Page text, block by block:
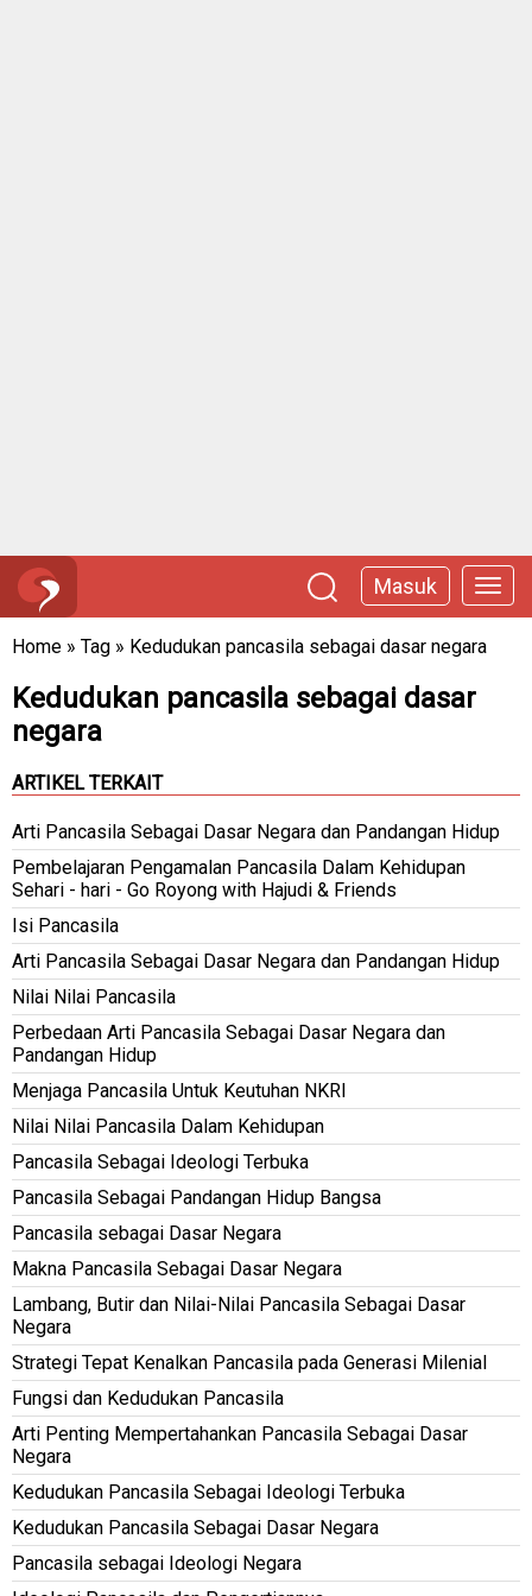
Masuk
Home » Tag » Kedudukan pancasila sebagai dasar negara
Kedudukan pancasila sebagai dasar
negara
ARTIKEL TERKAIT
Arti Pancasila Sebagai Dasar Negara dan Pandangan Hidup
Pembelajaran Pengamalan Pancasila Dalam Kehidupan
Sehari - hari - Go Royong with Hajudi & Friends
Isi Pancasila
Arti Pancasila Sebagai Dasar Negara dan Pandangan Hidup
Nilai Nilai Pancasila
Perbedaan Arti Pancasila Sebagai Dasar Negara dan
Pandangan Hidup
Menjaga Pancasila Untuk Keutuhan NKRI
Nilai Nilai Pancasila Dalam Kehidupan
Pancasila Sebagai Ideologi Terbuka
Pancasila Sebagai Pandangan Hidup Bangsa
Pancasila sebagai Dasar Negara
Makna Pancasila Sebagai Dasar Negara
Lambang, Butir dan Nilai-Nilai Pancasila Sebagai Dasar
Negara
Strategi Tepat Kenalkan Pancasila pada Generasi Milenial
Fungsi dan Kedudukan Pancasila
Arti Penting Mempertahankan Pancasila Sebagai Dasar
Negara
Kedudukan Pancasila Sebagai Ideologi Terbuka
Kedudukan Pancasila Sebagai Dasar Negara
Pancasila sebagai Ideologi Negara